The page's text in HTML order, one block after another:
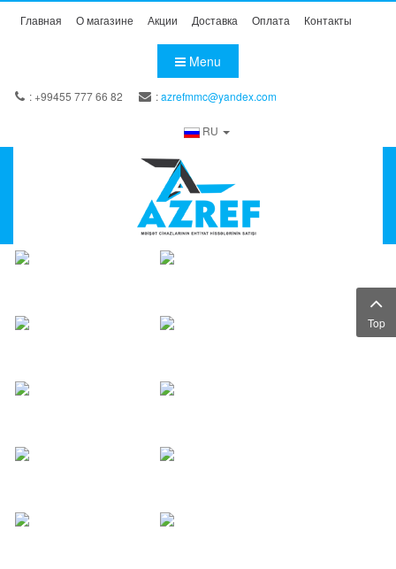
Главная О магазине Акции Доставка Оплата Контакты
Menu
: +99455 777 66 82 :azrefmmc@yandex.com
RU
Top